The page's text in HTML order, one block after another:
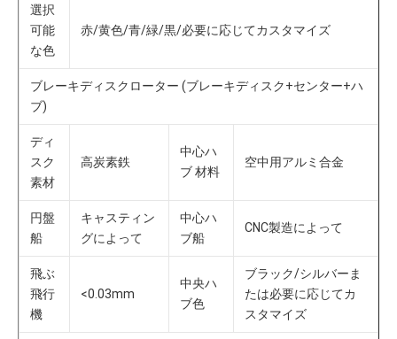
選択
可能
な色
赤/黄色/青/緑/黒/必要に応じてカスタマイズ
ブレーキディスクローター (ブレーキディスク+センター+ハ
ブ)
ディ
スク
素材
高炭素鉄
中心ハ
ブ 材料
空中用アルミ合金
円盤
船
キャスティン
グによって
中心ハ
ブ船
CNC製造によって
飛ぶ
飛行
機
<0.03mm
中央ハ
ブ色
ブラック/シルバーま
たは必要に応じてカ
スタマイズ